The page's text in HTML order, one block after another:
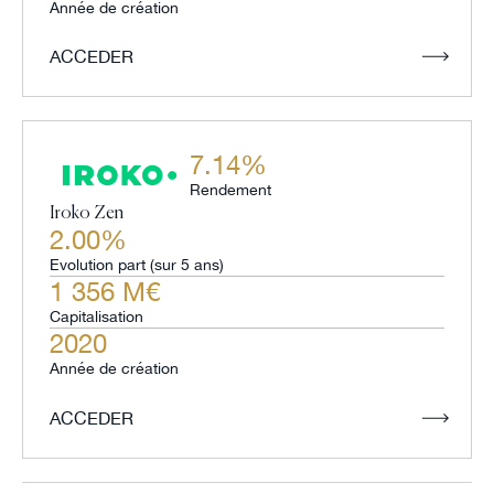
Année de création
ACCEDER
7.14%
Rendement
Iroko Zen
2.00%
Evolution part (sur 5 ans)
1 356 M€
Capitalisation
2020
Année de création
ACCEDER